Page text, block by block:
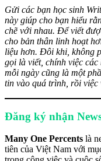
Gửi các bạn học sinh
này giúp cho bạn hiểu
chẽ với nhau. Để viết
cho bản thân linh hoạt
liệu hơn. Đôi khi, không
gọi là viết, chính việc
mỗi ngày cũng là một
tin vào quá trình, rồi việc
Đăng ký nhận
Many One Percents là
tiên của Việt Nam với